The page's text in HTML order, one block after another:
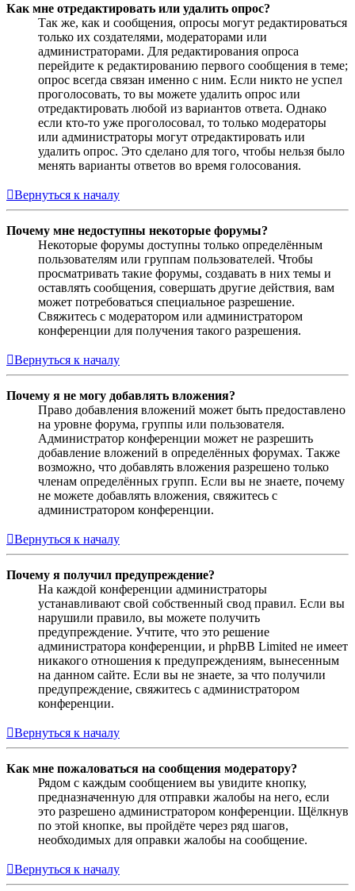
Как мне отредактировать или удалить опрос?
Так же, как и сообщения, опросы могут редактироваться
только их создателями, модераторами или
администраторами. Для редактирования опроса
перейдите к редактированию первого сообщения в теме;
опрос всегда связан именно с ним. Если никто не успел
проголосовать, то вы можете удалить опрос или
отредактировать любой из вариантов ответа. Однако
если кто-то уже проголосовал, то только модераторы
или администраторы могут отредактировать или
удалить опрос. Это сделано для того, чтобы нельзя было
менять варианты ответов во время голосования.
Вернуться к началу
Почему мне недоступны некоторые форумы?
Некоторые форумы доступны только определённым
пользователям или группам пользователей. Чтобы
просматривать такие форумы, создавать в них темы и
оставлять сообщения, совершать другие действия, вам
может потребоваться специальное разрешение.
Свяжитесь с модератором или администратором
конференции для получения такого разрешения.
Вернуться к началу
Почему я не могу добавлять вложения?
Право добавления вложений может быть предоставлено
на уровне форума, группы или пользователя.
Администратор конференции может не разрешить
добавление вложений в определённых форумах. Также
возможно, что добавлять вложения разрешено только
членам определённых групп. Если вы не знаете, почему
не можете добавлять вложения, свяжитесь с
администратором конференции.
Вернуться к началу
Почему я получил предупреждение?
На каждой конференции администраторы
устанавливают свой собственный свод правил. Если вы
нарушили правило, вы можете получить
предупреждение. Учтите, что это решение
администратора конференции, и phpBB Limited не имеет
никакого отношения к предупреждениям, вынесенным
на данном сайте. Если вы не знаете, за что получили
предупреждение, свяжитесь с администратором
конференции.
Вернуться к началу
Как мне пожаловаться на сообщения модератору?
Рядом с каждым сообщением вы увидите кнопку,
предназначенную для отправки жалобы на него, если
это разрешено администратором конференции. Щёлкнув
по этой кнопке, вы пройдёте через ряд шагов,
необходимых для оправки жалобы на сообщение.
Вернуться к началу